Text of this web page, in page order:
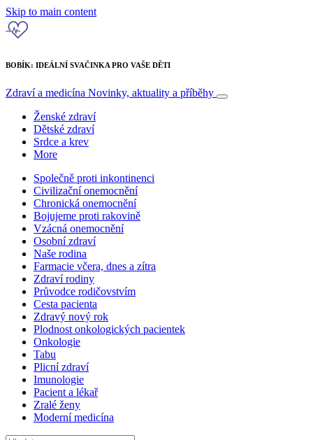
Skip to main content
BOBÍK: IDEÁLNÍ SVAČINKA PRO VAŠE DĚTI
Zdraví a medicína Novinky, aktuality a příběhy
Ženské zdraví
Dětské zdraví
Srdce a krev
More
Společně proti inkontinenci
Civilizační onemocnění
Chronická onemocnění
Bojujeme proti rakovině
Vzácná onemocnění
Osobní zdraví
Naše rodina
Farmacie včera, dnes a zítra
Zdraví rodiny
Průvodce rodičovstvím
Cesta pacienta
Zdravý nový rok
Plodnost onkologických pacientek
Onkologie
Tabu
Plicní zdraví
Imunologie
Pacient a lékař
Zralé ženy
Moderní medicína